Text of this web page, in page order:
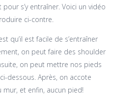
s’y entraîner. Voici un vidéo
ci-contre.
qu’il est facile de s’entraîner
on peut faire des shoulder
on peut mettre nos pieds
dessous. Après, on accote
mur, et enfin, aucun pied!